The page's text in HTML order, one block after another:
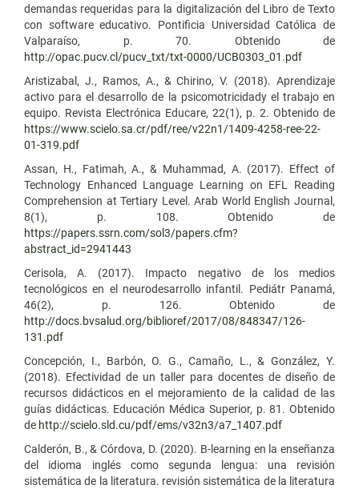
demandas requeridas para la digitalización del Libro de Texto
con software educativo. Pontificia Universidad Católica de
Valparaíso, p. 70. Obtenido de
http://opac.pucv.cl/pucv_txt/txt-0000/UCB0303_01.pdf
Aristizabal, J., Ramos, A., & Chirino, V. (2018). Aprendizaje
activo para el desarrollo de la psicomotricidady el trabajo en
equipo. Revista Electrónica Educare, 22(1), p. 2. Obtenido de
https://www.scielo.sa.cr/pdf/ree/v22n1/1409-4258-ree-22-
01-319.pdf
Assan, H., Fatimah, A., & Muhammad, A. (2017). Effect of
Technology Enhanced Language Learning on EFL Reading
Comprehension at Tertiary Level. Arab World English Journal,
8(1), p. 108. Obtenido de
https://papers.ssrn.com/sol3/papers.cfm?
abstract_id=2941443
Cerisola, A. (2017). Impacto negativo de los medios
tecnológicos en el neurodesarrollo infantil. Pediátr Panamá,
46(2), p. 126. Obtenido de
http://docs.bvsalud.org/biblioref/2017/08/848347/126-
131.pdf
Concepción, I., Barbón, O. G., Camaño, L., & González, Y.
(2018). Efectividad de un taller para docentes de diseño de
recursos didácticos en el mejoramiento de la calidad de las
guías didácticas. Educación Médica Superior, p. 81. Obtenido
de http://scielo.sld.cu/pdf/ems/v32n3/a7_1407.pdf
Calderón, B., & Córdova, D. (2020). B-learning en la enseñanza
del idioma inglés como segunda lengua: una revisión
sistemática de la literatura. revisión sistemática de la literatura